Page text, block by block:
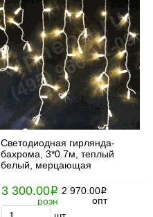
Светодиодная гирлянда-
бахрома, 3*0.7м, теплый
белый, мерцающая
3 300.00i
розн
2 970.00i
опт